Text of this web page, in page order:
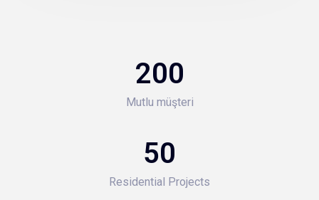
Mutlu müşteri
200
Residential Projects
50